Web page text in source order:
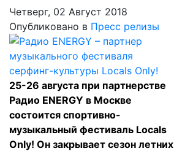
Четверг, 02 Август 2018
Опубликовано в Пресс релизы
25-26 августа при партнерстве
Радио ENERGY в Москве
состоится спортивно-
музыкальный фестиваль Locals
Only! Он закрывает сезон летних